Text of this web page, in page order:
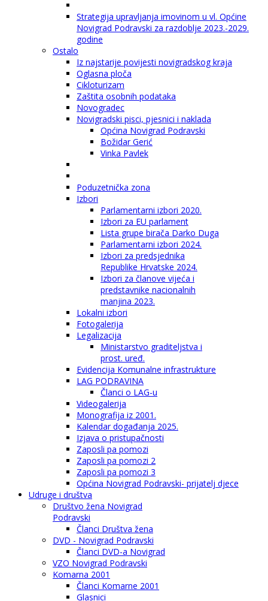
Strategija upravljanja imovinom u vl. Općine
Novigrad Podravski za razdoblje 2023.-2029.
godine
Ostalo
Iz najstarije povijesti novigradskog kraja
Oglasna ploča
Cikloturizam
Zaštita osobnih podataka
Novogradec
Novigradski pisci, pjesnici i naklada
Općina Novigrad Podravski
Božidar Gerić
Vinka Pavlek
Poduzetnička zona
Izbori
Parlamentarni izbori 2020.
Izbori za EU parlament
Lista grupe birača Darko Duga
Parlamentarni izbori 2024.
Izbori za predsjednika
Republike Hrvatske 2024.
Izbori za članove vijeća i
predstavnike nacionalnih
manjina 2023.
Lokalni izbori
Fotogalerija
Legalizacija
Ministarstvo graditeljstva i
prost. uređ.
Evidencija Komunalne infrastrukture
LAG PODRAVINA
Članci o LAG-u
Videogalerija
Monografija iz 2001.
Kalendar događanja 2025.
Izjava o pristupačnosti
Zaposli pa pomozi
Zaposli pa pomozi 2
Zaposli pa pomozi 3
Općina Novigrad Podravski- prijatelj djece
Udruge i društva
Društvo žena Novigrad
Podravski
Članci Društva žena
DVD - Novigrad Podravski
Članci DVD-a Novigrad
VZO Novigrad Podravski
Komarna 2001
Članci Komarne 2001
Glasnici